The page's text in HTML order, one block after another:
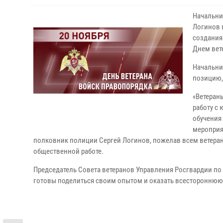
Логинов
Днем
работу
полковник полиции Сергей Логинов, пожелав всем
общественной работе.
Председатель Совета ветеранов Управления Росгвардии
готовы поделиться своим опытом и оказать